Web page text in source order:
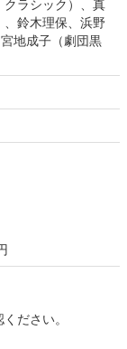
クラシック）、真
鈴木理保、浜野
地成子（劇団黒
ださい。